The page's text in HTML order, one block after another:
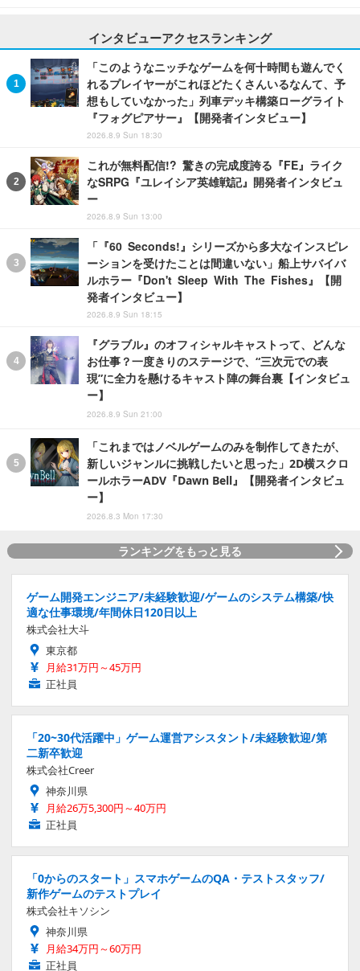
インタビューアクセスランキング
「このようなニッチなゲームを何十時間も遊んでく
れるプレイヤーがこれほどたくさんいるなんて、予
想もしていなかった」列車デッキ構築ローグライト
『フォグピアサー』【開発者インタビュー】
2026.8.9 Sun 18:30
これが無料配信!? 驚きの完成度誇る『FE』ライク
なSRPG『ユレイシア英雄戦記』開発者インタビュ
ー
2026.8.9 Sun 13:00
「『60 Seconds!』シリーズから多大なインスピレ
ーションを受けたことは間違いない」船上サバイバ
ルホラー『Don't Sleep With The Fishes』【開
発者インタビュー】
2026.8.9 Sun 18:15
『グラブル』のオフィシャルキャストって、どんな
お仕事？一度きりのステージで、“三次元での表
現”に全力を懸けるキャスト陣の舞台裏【インタビュ
ー】
2026.8.9 Sun 21:00
「これまではノベルゲームのみを制作してきたが、
新しいジャンルに挑戦したいと思った」2D横スクロ
ールホラーADV『Dawn Bell』【開発者インタビュ
ー】
2026.8.3 Mon 17:30
ランキングをもっと見る
ゲーム開発エンジニア/未経験歓迎/ゲームのシステム構築/快
適な仕事環境/年間休日120日以上
株式会社大斗
東京都
月給31万円～45万円
正社員
「20~30代活躍中」ゲーム運営アシスタント/未経験歓迎/第
二新卒歓迎
株式会社Creer
神奈川県
月給26万5,300円～40万円
正社員
「0からのスタート」スマホゲームのQA・テストスタッフ/
新作ゲームのテストプレイ
株式会社キソシン
神奈川県
月給34万円～60万円
正社員